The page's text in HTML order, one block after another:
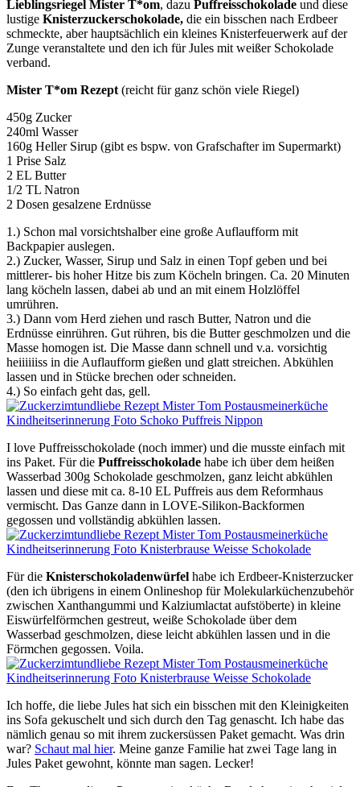
Lieblingsriegel Mister T*om, dazu Puffreisschokolade und diese
lustige Knisterzuckerschokolade, die ein bisschen nach Erdbeer
schmeckte, aber hauptsächlich ein kleines Knisterfeuerwerk auf der
Zunge veranstaltete und den ich für Jules mit weißer Schokolade
verband.
Mister T*om Rezept (reicht für ganz schön viele Riegel)
450g Zucker
240ml Wasser
160g Heller Sirup (gibt es bspw. von Grafschafter im Supermarkt)
1 Prise Salz
2 EL Butter
1/2 TL Natron
2 Dosen gesalzene Erdnüsse
1.) Schon mal vorsichtshalber eine große Auflaufform mit
Backpapier auslegen.
2.) Zucker, Wasser, Sirup und Salz in einen Topf geben und bei
mittlerer- bis hoher Hitze bis zum Köcheln bringen. Ca. 20 Minuten
lang köcheln lassen, dabei ab und an mit einem Holzlöffel
umrühren.
3.) Dann vom Herd ziehen und rasch Butter, Natron und die
Erdnüsse einrühren. Gut rühren, bis die Butter geschmolzen und die
Masse homogen ist. Die Masse dann schnell und v.a. vorsichtig
heiiiiiiss in die Auflaufform gießen und glatt streichen. Abkühlen
lassen und in Stücke brechen oder schneiden.
4.) So einfach geht das, gell.
I love Puffreisschokolade (noch immer) und die musste einfach mit
ins Paket. Für die Puffreisschokolade habe ich über dem heißen
Wasserbad 300g Schokolade geschmolzen, ganz leicht abkühlen
lassen und diese mit ca. 8-10 EL Puffreis aus dem Reformhaus
vermischt. Das Ganze dann in LOVE-Silikon-Backformen
gegossen und vollständig abkühlen lassen.
Für die Knisterschokoladenwürfel habe ich Erdbeer-Knisterzucker
(den ich übrigens in einem Onlineshop für Molekularküchenzubehör
zwischen Xanthangummi und Kalziumlactat aufstöberte) in kleine
Eiswürfelförmchen gestreut, weiße Schokolade über dem
Wasserbad geschmolzen, diese leicht abkühlen lassen und in die
Förmchen gegossen. Voila.
Ich hoffe, die liebe Jules hat sich ein bisschen mit den Kleinigkeiten
ins Sofa gekuschelt und sich durch den Tag genascht. Ich habe das
nämlich genau so mit ihrem zuckersüssen Paket gemacht. Was drin
war? Schaut mal hier. Meine ganze Familie hat zwei Tage lang in
Jules Paket gewohnt, könnte man sagen. Lecker!